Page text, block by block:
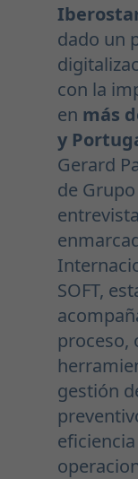
dado un
con la
en más
y
Gerard
de
SOFT,
proceso,
gestión